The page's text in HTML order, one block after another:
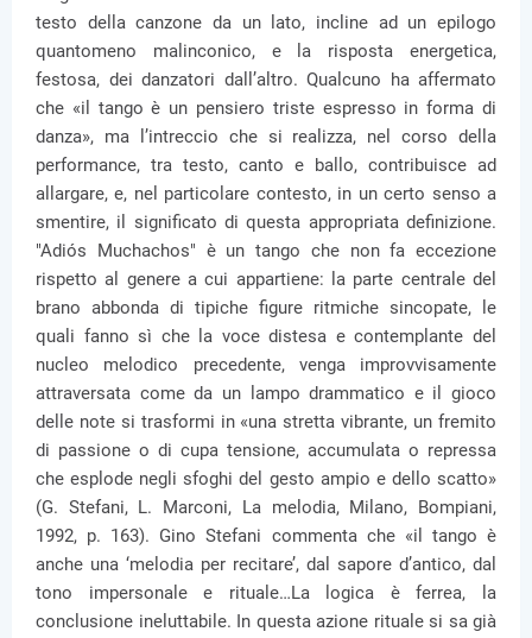
testo della canzone da un lato, incline ad un epilogo
quantomeno malinconico, e la risposta energetica,
festosa, dei danzatori dall’altro. Qualcuno ha affermato
che «il tango è un pensiero triste espresso in forma di
danza», ma l’intreccio che si realizza, nel corso della
performance, tra testo, canto e ballo, contribuisce ad
allargare, e, nel particolare contesto, in un certo senso a
smentire, il significato di questa appropriata definizione.
"Adiós Muchachos" è un tango che non fa eccezione
rispetto al genere a cui appartiene: la parte centrale del
brano abbonda di tipiche figure ritmiche sincopate, le
quali fanno sì che la voce distesa e contemplante del
nucleo melodico precedente, venga improvvisamente
attraversata come da un lampo drammatico e il gioco
delle note si trasformi in «una stretta vibrante, un fremito
di passione o di cupa tensione, accumulata o repressa
che esplode negli sfoghi del gesto ampio e dello scatto»
(G. Stefani, L. Marconi, La melodia, Milano, Bompiani,
1992, p. 163). Gino Stefani commenta che «il tango è
anche una ‘melodia per recitare’, dal sapore d’antico, dal
tono impersonale e rituale…La logica è ferrea, la
conclusione ineluttabile. In questa azione rituale si sa già